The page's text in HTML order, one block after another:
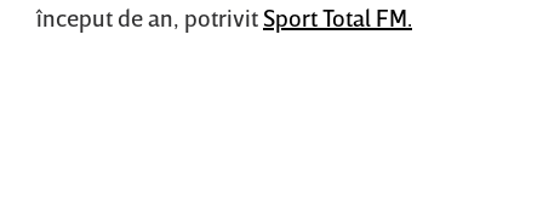
început de an, potrivit Sport Total FM.